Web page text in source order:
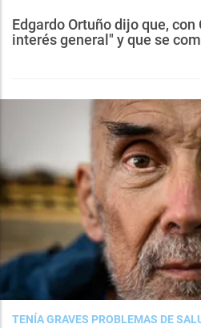
Edgardo Ortuño dijo que, con
interés general" y que se
TENÍA GRAVES PROBLEMAS DE